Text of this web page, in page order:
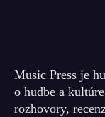
Music Press je
o hudbe a
rozhovory,